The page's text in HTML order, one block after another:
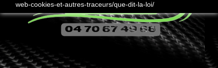
web-cookies-et-autres-traceurs/que-dit-la-loi/